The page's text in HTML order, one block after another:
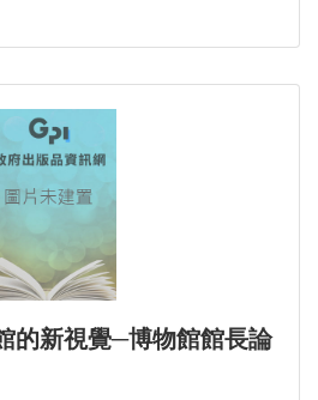
的新視覺─博物館館長論